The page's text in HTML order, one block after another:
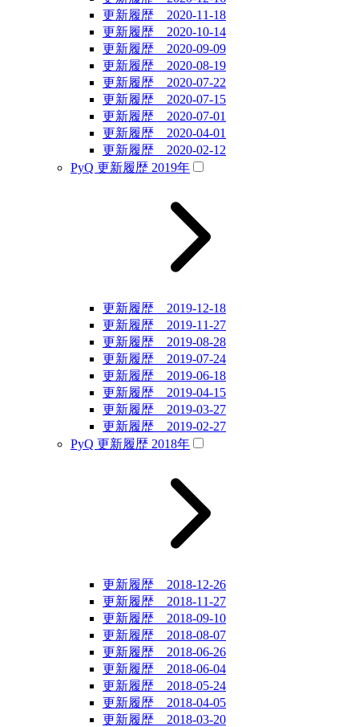
更新履歴 2020-11-18
更新履歴 2020-10-14
更新履歴 2020-09-09
更新履歴 2020-08-19
更新履歴 2020-07-22
更新履歴 2020-07-15
更新履歴 2020-07-01
更新履歴 2020-04-01
更新履歴 2020-02-12
PyQ 更新履歴 2019年
更新履歴 2019-12-18
更新履歴 2019-11-27
更新履歴 2019-08-28
更新履歴 2019-07-24
更新履歴 2019-06-18
更新履歴 2019-04-15
更新履歴 2019-03-27
更新履歴 2019-02-27
PyQ 更新履歴 2018年
更新履歴 2018-12-26
更新履歴 2018-11-27
更新履歴 2018-09-10
更新履歴 2018-08-07
更新履歴 2018-06-26
更新履歴 2018-06-04
更新履歴 2018-05-24
更新履歴 2018-04-05
更新履歴 2018-03-20